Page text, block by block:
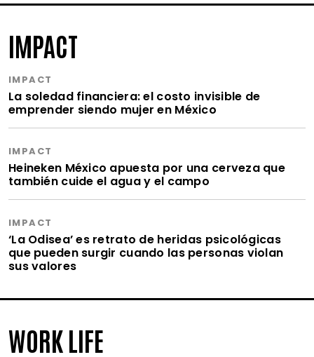
IMPACT
IMPACT
La soledad financiera: el costo invisible de
emprender siendo mujer en México
IMPACT
Heineken México apuesta por una cerveza que
también cuide el agua y el campo
IMPACT
‘La Odisea’ es retrato de heridas psicológicas
que pueden surgir cuando las personas violan
sus valores
WORK LIFE